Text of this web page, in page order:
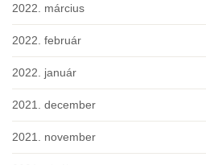
2022. március
2022. február
2022. január
2021. december
2021. november